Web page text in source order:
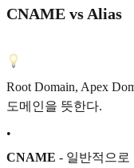
CNAME vs Alias
Root Domain, Apex
도메인을 뜻한다.
•
CNAME - 일반적으로